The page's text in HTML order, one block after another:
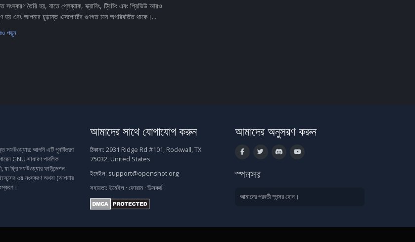
সংস্করণ তৈরি হয়, যাতে প্লেব্যাক, স্ক্রাবিং, ট্রিমিং এবং প্রিভিউ আরও
হয় এবং আপনার চূড়ান্ত এক্সপোর্টের গুণগত মান অপরিবর্তিত থাকে।...
পড়ুন
আপনি এটি পুনর্বিতরণ
GNU সাধারণ পাবলিক
যা ফ্রি সফটওয়্যার ফাউন্ডেশন
৩য় সংস্করণ অথবা (আপনার
আমাদের সাথে যোগাযোগ করুন
ঠিকানা: 2931 Ridge Rd #101, Rockwall, TX
75032, United States
ইমেইল: support@openshot.org
সহায়তা: ইমেইল · ফোরাম · ডিসকর্ড
আমাদের অনুসরণ করুন
স্পনসর
আমাদের পরবর্তী স্পন্সর হোন।